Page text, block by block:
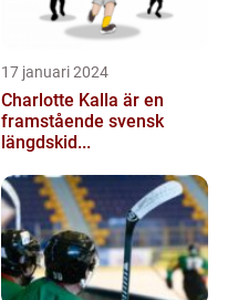
17 januari 2024
Charlotte Kalla är en
framstående svensk
längdskid...